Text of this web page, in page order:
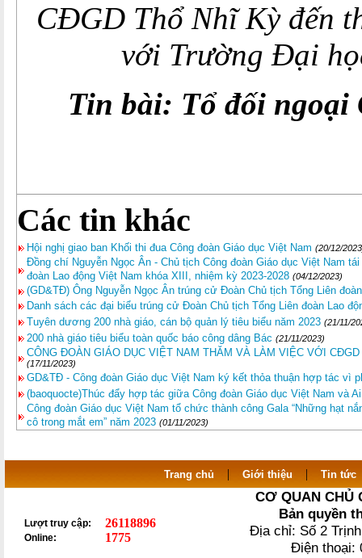
CĐGD Thổ Nhĩ Kỳ đến
với Trường Đại
Tin bài: Tổ đối ngoại
Các tin khác
Hội nghị giao ban Khối thi đua Công đoàn Giáo dục Việt Nam (20/12/
Đồng chí Nguyễn Ngọc Ân - Chủ tịch Công đoàn Giáo dục Việt Nam
đoàn Lao động Việt Nam khóa XIII, nhiệm kỳ 2023-2028 (04/12/2023)
(GD&TĐ) Ông Nguyễn Ngọc Ân trúng cử Đoàn Chủ tịch Tổng Liên
Danh sách các đại biểu trúng cử Đoàn Chủ tịch Tổng Liên đoàn Lao
Tuyên dương 200 nhà giáo, cán bộ quản lý tiêu biểu năm 2023 (21/11/
200 nhà giáo tiêu biểu toàn quốc báo công dâng Bác (21/11/2023)
CÔNG ĐOÀN GIÁO DỤC VIỆT NAM THĂM VÀ LÀM VIỆC VỚI
(17/11/2023)
GD&TĐ - Công đoàn Giáo dục Việt Nam ký kết thỏa thuận hợp tác vì
(baoquocte)Thúc đẩy hợp tác giữa Công đoàn Giáo dục Việt Nam và
Công đoàn Giáo dục Việt Nam tổ chức thành công Gala “Những hạt
cô trong mắt em” năm 2023 (01/11/2023)
Trang chủ | Giới thiệu | Tin tức
Lượt truy cập: 26118896
Online: 1775
CƠ QUAN CHỦ
Bản quyền
Địa chỉ: Số 2
Điện